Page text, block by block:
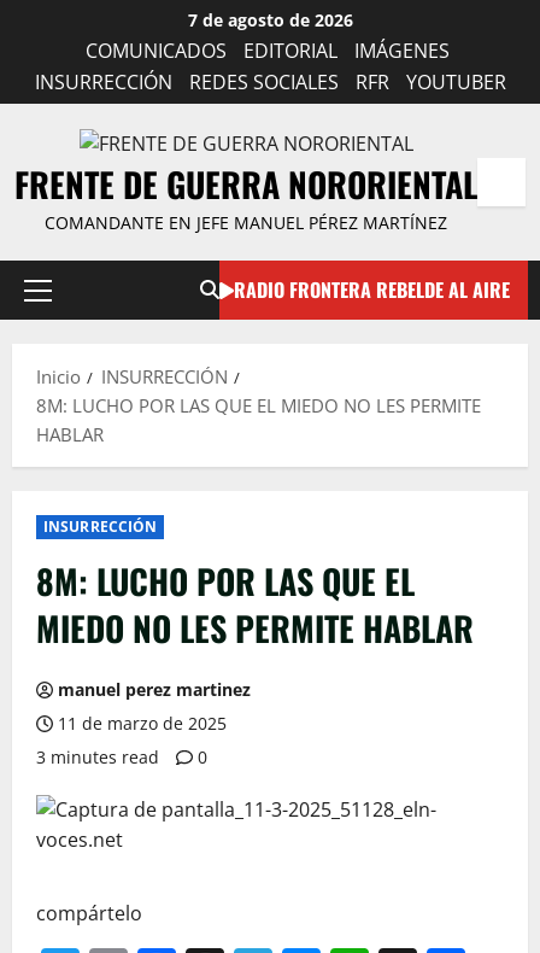
contenido
7 de agosto de 2026
COMUNICADOS EDITORIAL
IMÁGENES
INSURRECCIÓN
REDES SOCIALES RFR YOUTUBER
FRENTE DE GUERRA NORORIENTAL
COMANDANTE EN JEFE MANUEL PÉREZ MARTÍNEZ
Menú
RADIO FRONTERA REBELDE AL AIRE
Inicio
INSURRECCIÓN
8M: LUCHO POR LAS QUE EL MIEDO NO LES PERMITE
HABLAR
INSURRECCIÓN
8M: LUCHO POR LAS QUE EL
MIEDO NO LES PERMITE HABLAR
manuel perez martinez
11 de marzo de 2025
3 minutes read
0
compártelo